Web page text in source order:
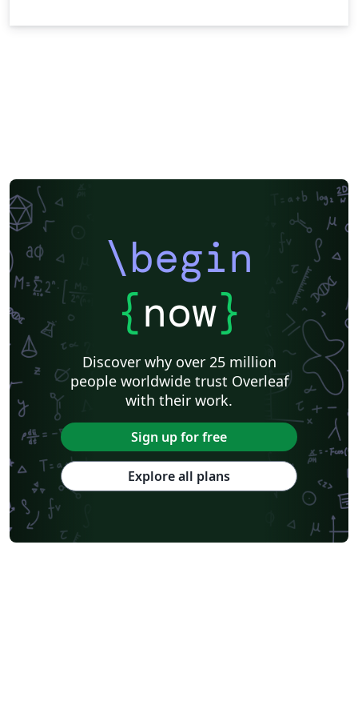
\begin
{now}
Discover why over 25 million
people worldwide trust Overleaf
with their work.
Sign up for free
Explore all plans